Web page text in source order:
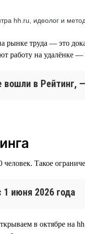
hh.ru, идеолог и
рынке труда — это
работу на удалёнке —
в Рейтинг,
Такое
июня 2026 года
в октябре